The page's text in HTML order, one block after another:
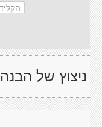
ניצוץ של הבנה